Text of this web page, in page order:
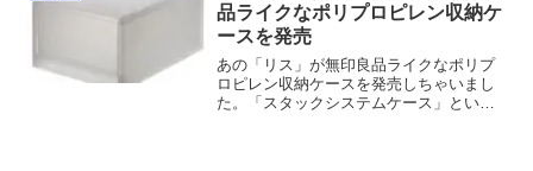
品ライクなポリプロピレン収納ケ
ースを発売
あの「リス」が無印良品ライクなポリプ
ロピレン収納ケースを発売しちゃいまし
た。「スタックシステムケース」という